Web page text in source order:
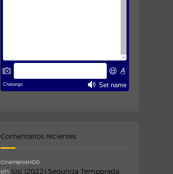
Comentarios recientes
CinemaniaHDD
en Sisi (2022) Segunda Temporada